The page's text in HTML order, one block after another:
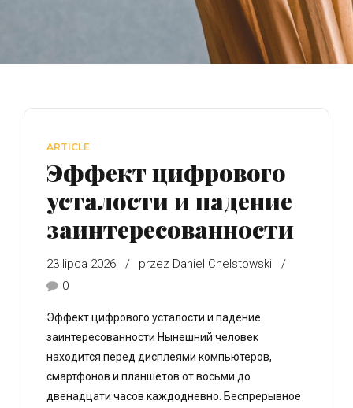
ARTICLE
Эффект цифрового
усталости и падение
заинтересованности
23 lipca 2026
przez Daniel Chelstowski
0
Эффект цифрового усталости и падение
заинтересованности Нынешний человек
находится перед дисплеями компьютеров,
смартфонов и планшетов от восьми до
двенадцати часов каждодневно. Беспрерывное